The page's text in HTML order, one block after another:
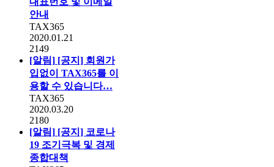
안내
TAX365
2020.01.21
2149
[알림] [공지] 회원가
입없이 TAX365를 이
용할 수 있습니다…
TAX365
2020.03.20
2180
[알림] [공지] 코로나
19 조기극복 및 경제
종합대책